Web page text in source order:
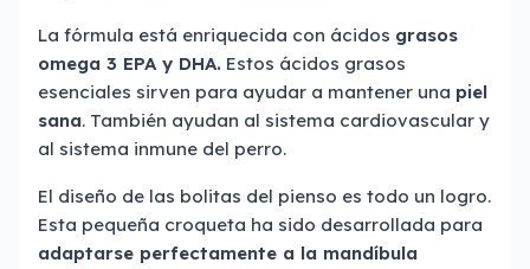
La fórmula está enriquecida con ácidos grasos
omega 3 EPA y DHA. Estos ácidos grasos
esenciales sirven para ayudar a mantener una piel
sana. También ayudan al sistema cardiovascular y
al sistema inmune del perro.
El diseño de las bolitas del pienso es todo un logro.
Esta pequeña croqueta ha sido desarrollada para
adaptarse perfectamente a la mandíbula